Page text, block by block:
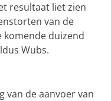
resultaat liet zien
van de
duizend
Wubs.
van de aanvoer van